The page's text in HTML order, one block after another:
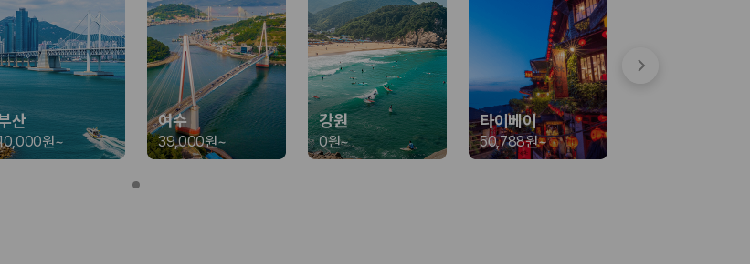
확인해야 합니다.
렌트카 가격뿐 아니라 일반자차, 완전자차, 슈퍼자차 조건을 함께 확인할 수 있도록 돕습니다.
산
원~
여수
39,000원~
강원
0원~
타이베이
50,788원~